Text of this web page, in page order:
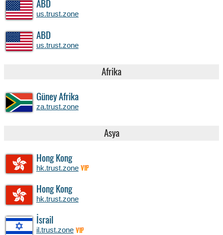
ABD
us.trust.zone
ABD
us.trust.zone
Afrika
Güney Afrika
za.trust.zone
Asya
Hong Kong
hk.trust.zone VIP
Hong Kong
hk.trust.zone
İsrail
il.trust.zone VIP